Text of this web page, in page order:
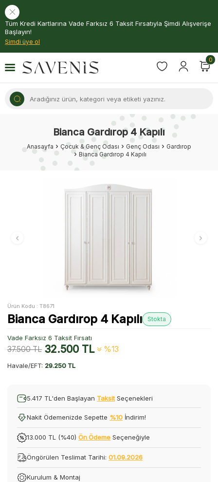
Tüm Kredi Kartlarına Vade Farksız 6 Taksit Fırsatıyla Şimdi Alışverişe
Başlayın!
Şimdi üye ol
0
Bianca Gardırop 4 Kapılı
Anasayfa Çocuk & Genç Odası Genç Odası
Gardırop
Bianca Gardırop 4 Kapılı
Ürün Kodu : T8671
Bianca Gardırop 4 Kapılı Stokta
Vade Farksız 6 Taksit Fırsatı
37.500TL 32.500TL %13
Havale/EFT: 29.250 TL
5.417 TL'den Başlayan Taksit Seçenekleri
Nakit Ödemenizde Sepette %10 İndirim!
13.000 TL (%40) Ön Ödeme Seçeneğiyle
Öngörülen Teslimat Tarihi: 01.09.2026
Kurulum & Montaj